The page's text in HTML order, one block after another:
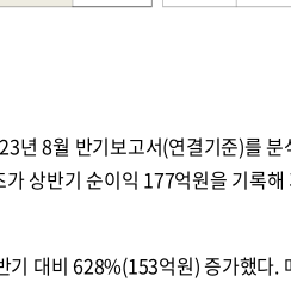
년 8월 반기보고서(연결기준)를 분
상반기 순이익 177억원을 기록
대비 628%(153억원) 증가했다.